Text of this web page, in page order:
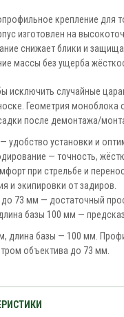
крепление для
изготовлен на
снижает блики и
массы без ущерба
исключить случайные
Геометрия моноблока
после демонтажа/
установки и
— точность,
при стрельбе и
и экипировки от задиров.
73 мм — достаточный
базы 100 мм —
длина базы — 100 мм.
объектива до 73 мм.